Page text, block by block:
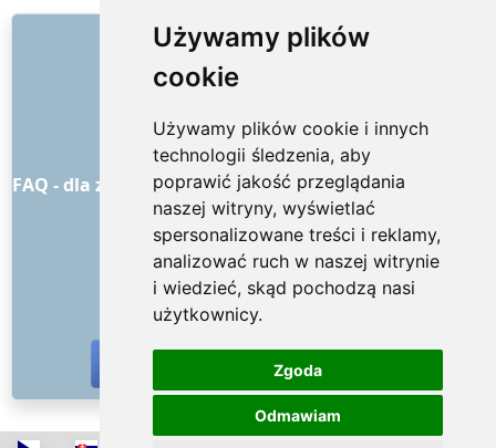
Używamy plików
cookie
Używamy plików cookie i innych
technologii śledzenia, aby
poprawić jakość przeglądania
naszej witryny, wyświetlać
spersonalizowane treści i reklamy,
analizować ruch w naszej witrynie
i wiedzieć, skąd pochodzą nasi
użytkownicy.
Zgoda
Odmawiam
LINKI
O nas
Cennik
Ogólne warunki handlowe
FAQ - dla zamawiających
FAQ - dla dostawców usług
Reklama i marketing
Blog
Kontakt
MEDIA SPOŁECZNOŚCIOWE